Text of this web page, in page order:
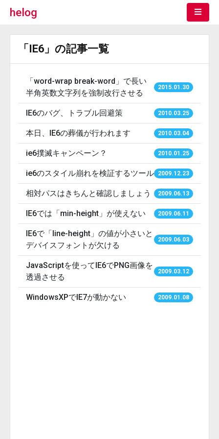
helog
「IE6」の記事一覧
「word-wrap break-word」で長い
半角英数文字列を強制改行させる
2015.01.30
IE6のバグ、トラブル回避策 2010.03.25
本日、IE6の葬儀が行われます 2010.03.04
ie6撲滅キャンペーン？ 2010.01.25
ie6のスタイル崩れを検証するツール 2009.12.23
相対パスはきちんと確認しましょう 2009.06.13
IE6では「min-height」が使えない 2009.06.11
IE6で「line-height」の値が小さいと
デバイスフォントが欠ける
2009.06.03
JavaScriptを使ってIE6でPNG画像を
透過させる
2009.03.12
WindowsXPでIE7が動かない 2009.01.08